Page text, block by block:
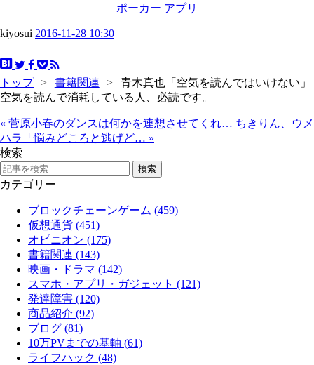
ポーカー アプリ
kiyosui 2016-11-28 10:30
トップ > 書籍関連 >
青木真也「空気を読んではいけない」
空気を読んで消耗している人、必読です。
« 菅原小春のダンスは何かを連想させてくれ… ちきりん、ウメ
ハラ「悩みどころと逃げど… »
検索
カテゴリー
ブロックチェーンゲーム (459)
仮想通貨 (451)
オピニオン (175)
書籍関連 (143)
映画・ドラマ (142)
スマホ・アプリ・ガジェット (121)
発達障害 (120)
商品紹介 (92)
ブログ (81)
10万PVまでの基軸 (61)
ライフハック (48)